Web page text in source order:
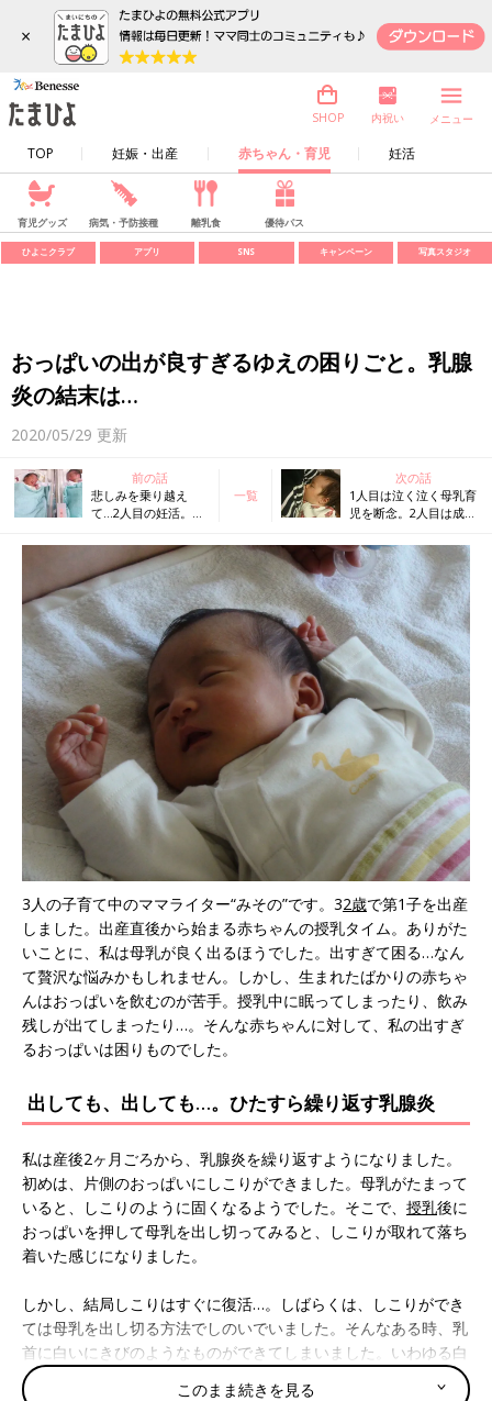
×
TOP 妊娠・出産 赤ちゃん・育児 妊活
SHOP 内祝い メニュー
育児グッズ 病気・予防接種 離乳食 優待パス
ひよこクラブ アプリ SNS キャンペーン 写真スタジオ
おっぱいの出が良すぎるゆえの困りごと。乳腺
炎の結末は…
2020/05/29 更新
前の話
悲しみを乗り越え
て…2人目の妊活。そ
一覧
次の話
1人目は泣く泣く母乳育
児を断念。2人目は成功
3人の子育て中のママライター“みその”です。32歳で第1子を出産
しました。出産直後から始まる赤ちゃんの授乳タイム。ありがた
いことに、私は母乳が良く出るほうでした。出すぎて困る…なん
て贅沢な悩みかもしれません。しかし、生まれたばかりの赤ちゃ
んはおっぱいを飲むのが苦手。授乳中に眠ってしまったり、飲み
残しが出てしまったり…。そんな赤ちゃんに対して、私の出すぎ
るおっぱいは困りものでした。
出しても、出しても…。ひたすら繰り返す乳腺炎
私は産後2ヶ月ごろから、乳腺炎を繰り返すようになりました。
初めは、片側のおっぱいにしこりができました。母乳がたまって
いると、しこりのように固くなるようでした。そこで、 授乳後に
おっぱいを押して母乳を出し切ってみると、しこりが取れて落ち
着いた感じになりました。
しかし、結局しこりはすぐに復活…。しばらくは、しこりができ
ては母乳を出し切る方法でしのいでいました。そんなある時、乳
首に白いにきびのようなものができてしまいました。いわゆる白
斑というもので、母乳が詰まった状態になっていたようです。
このまま続きを見る